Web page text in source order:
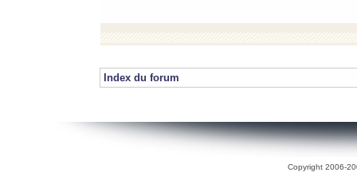
Index du forum
Copyright 2006-